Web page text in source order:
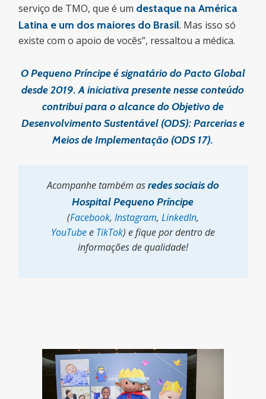
serviço de TMO, que é um destaque na América
Latina e um dos maiores do Brasil. Mas isso só
existe com o apoio de vocês”, ressaltou a médica.
O Pequeno Príncipe é signatário do Pacto Global
desde 2019. A iniciativa presente nesse conteúdo
contribui para o alcance do Objetivo de
Desenvolvimento Sustentável (ODS): Parcerias e
Meios de Implementação (ODS 17).
Acompanhe também asredes sociais do
Hospital Pequeno Príncipe
(Facebook, Instagram, LinkedIn,
YouTubee TikTok) e fique por dentro de
informações de qualidade!